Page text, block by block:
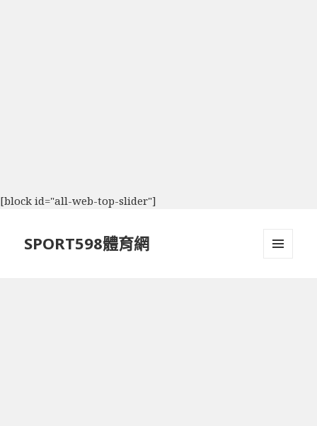
[block id="all-web-top-slider"]
SPORT598體育網